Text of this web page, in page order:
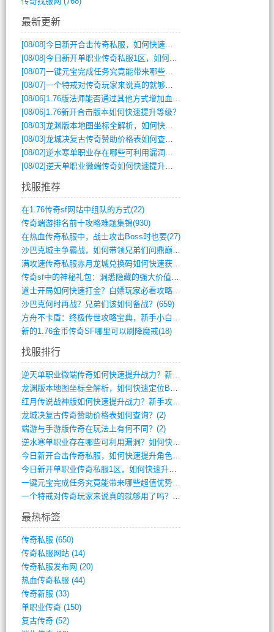
最新更新
[08/08]今日新开合击传奇私服，如何快速提升角色战力？
[08/08]今日新开单职业传奇私服1区，如何快速升级与获取顶级装备？
[08/07]一键元宝完成任务究竟能带来哪些超值优势？
[08/07]一个特戒对传奇玩家来说真的就够用了吗？
[08/06] 1.76版法师能否通过其他方式增加血量？
[08/06] 1.76新开合击版本如何快速提升等级？
[08/03]龙渊版本地图坐标全解析，如何快速定位BOSS位置？
[08/03]龙城决复古传奇赞助价格表如何查询？
[08/02]逆水寒单职业存在哪些可利用漏洞？如何快速提升战力？
[08/02]逆天单职业微端传奇如何快速提升战力？新手必看攻略
找服推荐
在1.76传奇sf网站中组队的方式(22)
传奇端游排名前十攻略难题集锦(930)
在热血传奇私服中，战士攻击Boss时也要(27)
沙巴克城主争霸战，如何带领兄弟们问鼎巅峰(565)
满攻速传奇私服赤月龙城兑换码如何快速获取(676)
传奇sf中的神秘礼包：洞悉隐藏的强大价值(427)
道士开局如何快速打金？白嫖玩家必看攻略(5)
沙巴克何时再战？兄弟们该如何备战？(659)
方舟不卡盾：终极传世攻略宝典，新手小白逆(495)
新的1.76金币传奇SF哪里可以刷降魔戒(18)
找服排行
逆天单职业微端传奇如何快速提升战力？新手(4)
龙渊版本地图坐标全解析，如何快速定位BO(3)
红月传说战神版如何快速提升战力？新手攻略(3)
龙城决复古传奇赞助价格表如何查询？(2)
端游与手游版传奇在玩法上有何不同？(2)
逆水寒单职业存在哪些可利用漏洞？如何快速(1)
今日新开合击传奇私服，如何快速提升角色战(0)
今日新开单职业传奇私服1区，如何快速升级(0)
一键元宝完成任务究竟能带来哪些超值优势？(0)
一个特戒对传奇玩家来说真的就够用了吗？(0)
最热标签
传奇私服 (650)
传奇私服网站(14)
传奇私服发布网 (20)
热血传奇私服 (44)
传奇新服 (33)
单职业传奇(150)
复古传奇(52)